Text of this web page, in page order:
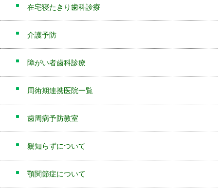
在宅寝たきり歯科診療
介護予防
障がい者歯科診療
周術期連携医院一覧
歯周病予防教室
親知らずについて
顎関節症について